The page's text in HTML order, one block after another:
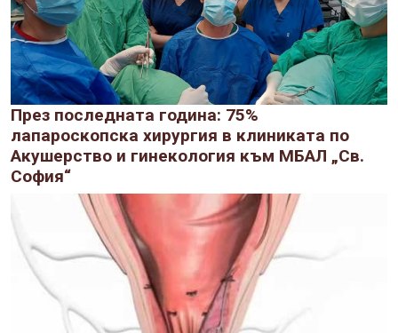
През последната година: 75%
лапароскопска хирургия в клиниката по
Акушерство и гинекология към МБАЛ „Св.
София“